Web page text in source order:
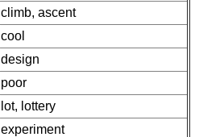
climb, ascent
cool
design
poor
lot, lottery
experiment